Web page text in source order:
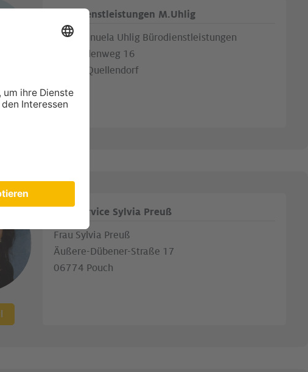
Bürodienstleistungen M.Uhlig
Frau Manuela Uhlig Bürodienstleistungen
Berglindenweg 16
06386 Quellendorf
Büroservice Sylvia Preuß
Frau Sylvia Preuß
Äußere-Dübener-Straße 17
06774 Pouch